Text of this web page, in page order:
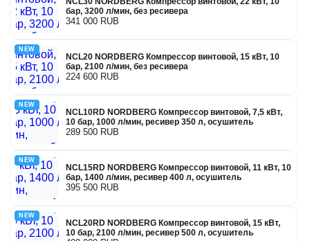
NCL30 NORDBERG Компрессор винтовой, 22 кВт, 10
бар, 3200 л/мин, без ресивера
341 000 RUB
NEW
NCL20 NORDBERG Компрессор винтовой, 15 кВт, 10
бар, 2100 л/мин, без ресивера
224 600 RUB
NEW
NCL10RD NORDBERG Компрессор винтовой, 7,5 кВт,
10 бар, 1000 л/мин, ресивер 350 л, осушитель
289 500 RUB
NEW
NCL15RD NORDBERG Компрессор винтовой, 11 кВт, 10
бар, 1400 л/мин, ресивер 400 л, осушитель
395 500 RUB
NEW
NCL20RD NORDBERG Компрессор винтовой, 15 кВт,
10 бар, 2100 л/мин, ресивер 500 л, осушитель